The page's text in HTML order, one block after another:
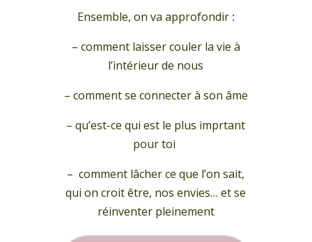
Ensemble, on va approfondir:
– comment laisser couler la vie à
l’intérieur de nous
– comment se connecter à son âme
– qu’est-ce qui est le plus imprtant
pour toi
– comment lâcher ce que l’on sait,
qui on croit être, nos envies… et se
réinventer pleinement